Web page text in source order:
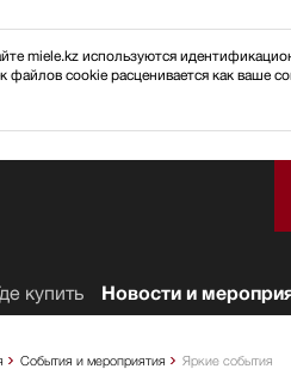
miele.kz используются
файлов cookie расценивается как ваше
События и мероприятия Яркие события
купить Новости и